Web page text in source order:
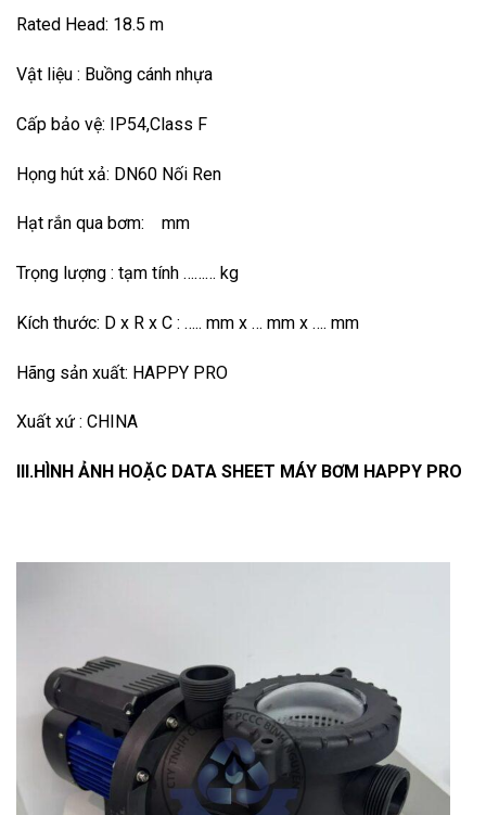
Rated Head: 18.5 m
Vật liệu : Buồng cánh nhựa
Cấp bảo vệ: IP54,Class F
Họng hút xả: DN60 Nối Ren
Hạt rắn qua bơm: mm
Trọng lượng : tạm tính ……… kg
Kích thước: D x R x C : ….. mm x … mm x …. mm
Hãng sản xuất: HAPPY PRO
Xuất xứ : CHINA
III.HÌNH ẢNH HOẶC DATA SHEET MÁY BƠM HAPPY PRO